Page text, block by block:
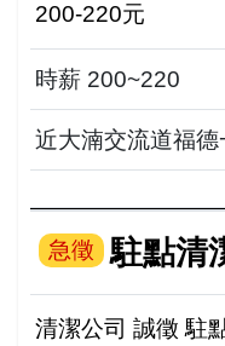
200-220元
時薪 200~220
近大湳交流道福德
急徵 駐點清
清潔公司 誠徵 駐